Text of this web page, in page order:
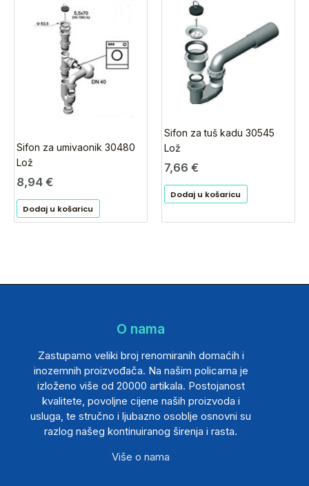
Sifon za umivaonik 30480
Lož
8,94 €
Dodaj u košaricu
Sifon za tuš kadu 30545
Lož
7,66 €
Dodaj u košaricu
O nama
Zastupamo veliki broj renomiranih domaćih i
inozemnih proizvođača. Na našim policama je
izloženo više od 20000 artikala. Postojanost
kvalitete, povoljne cijene naših proizvoda i
usluga, te stručno i ljubazno osoblje osnovni su
razlog našeg kontinuiranog širenja i rasta.
Više o nama